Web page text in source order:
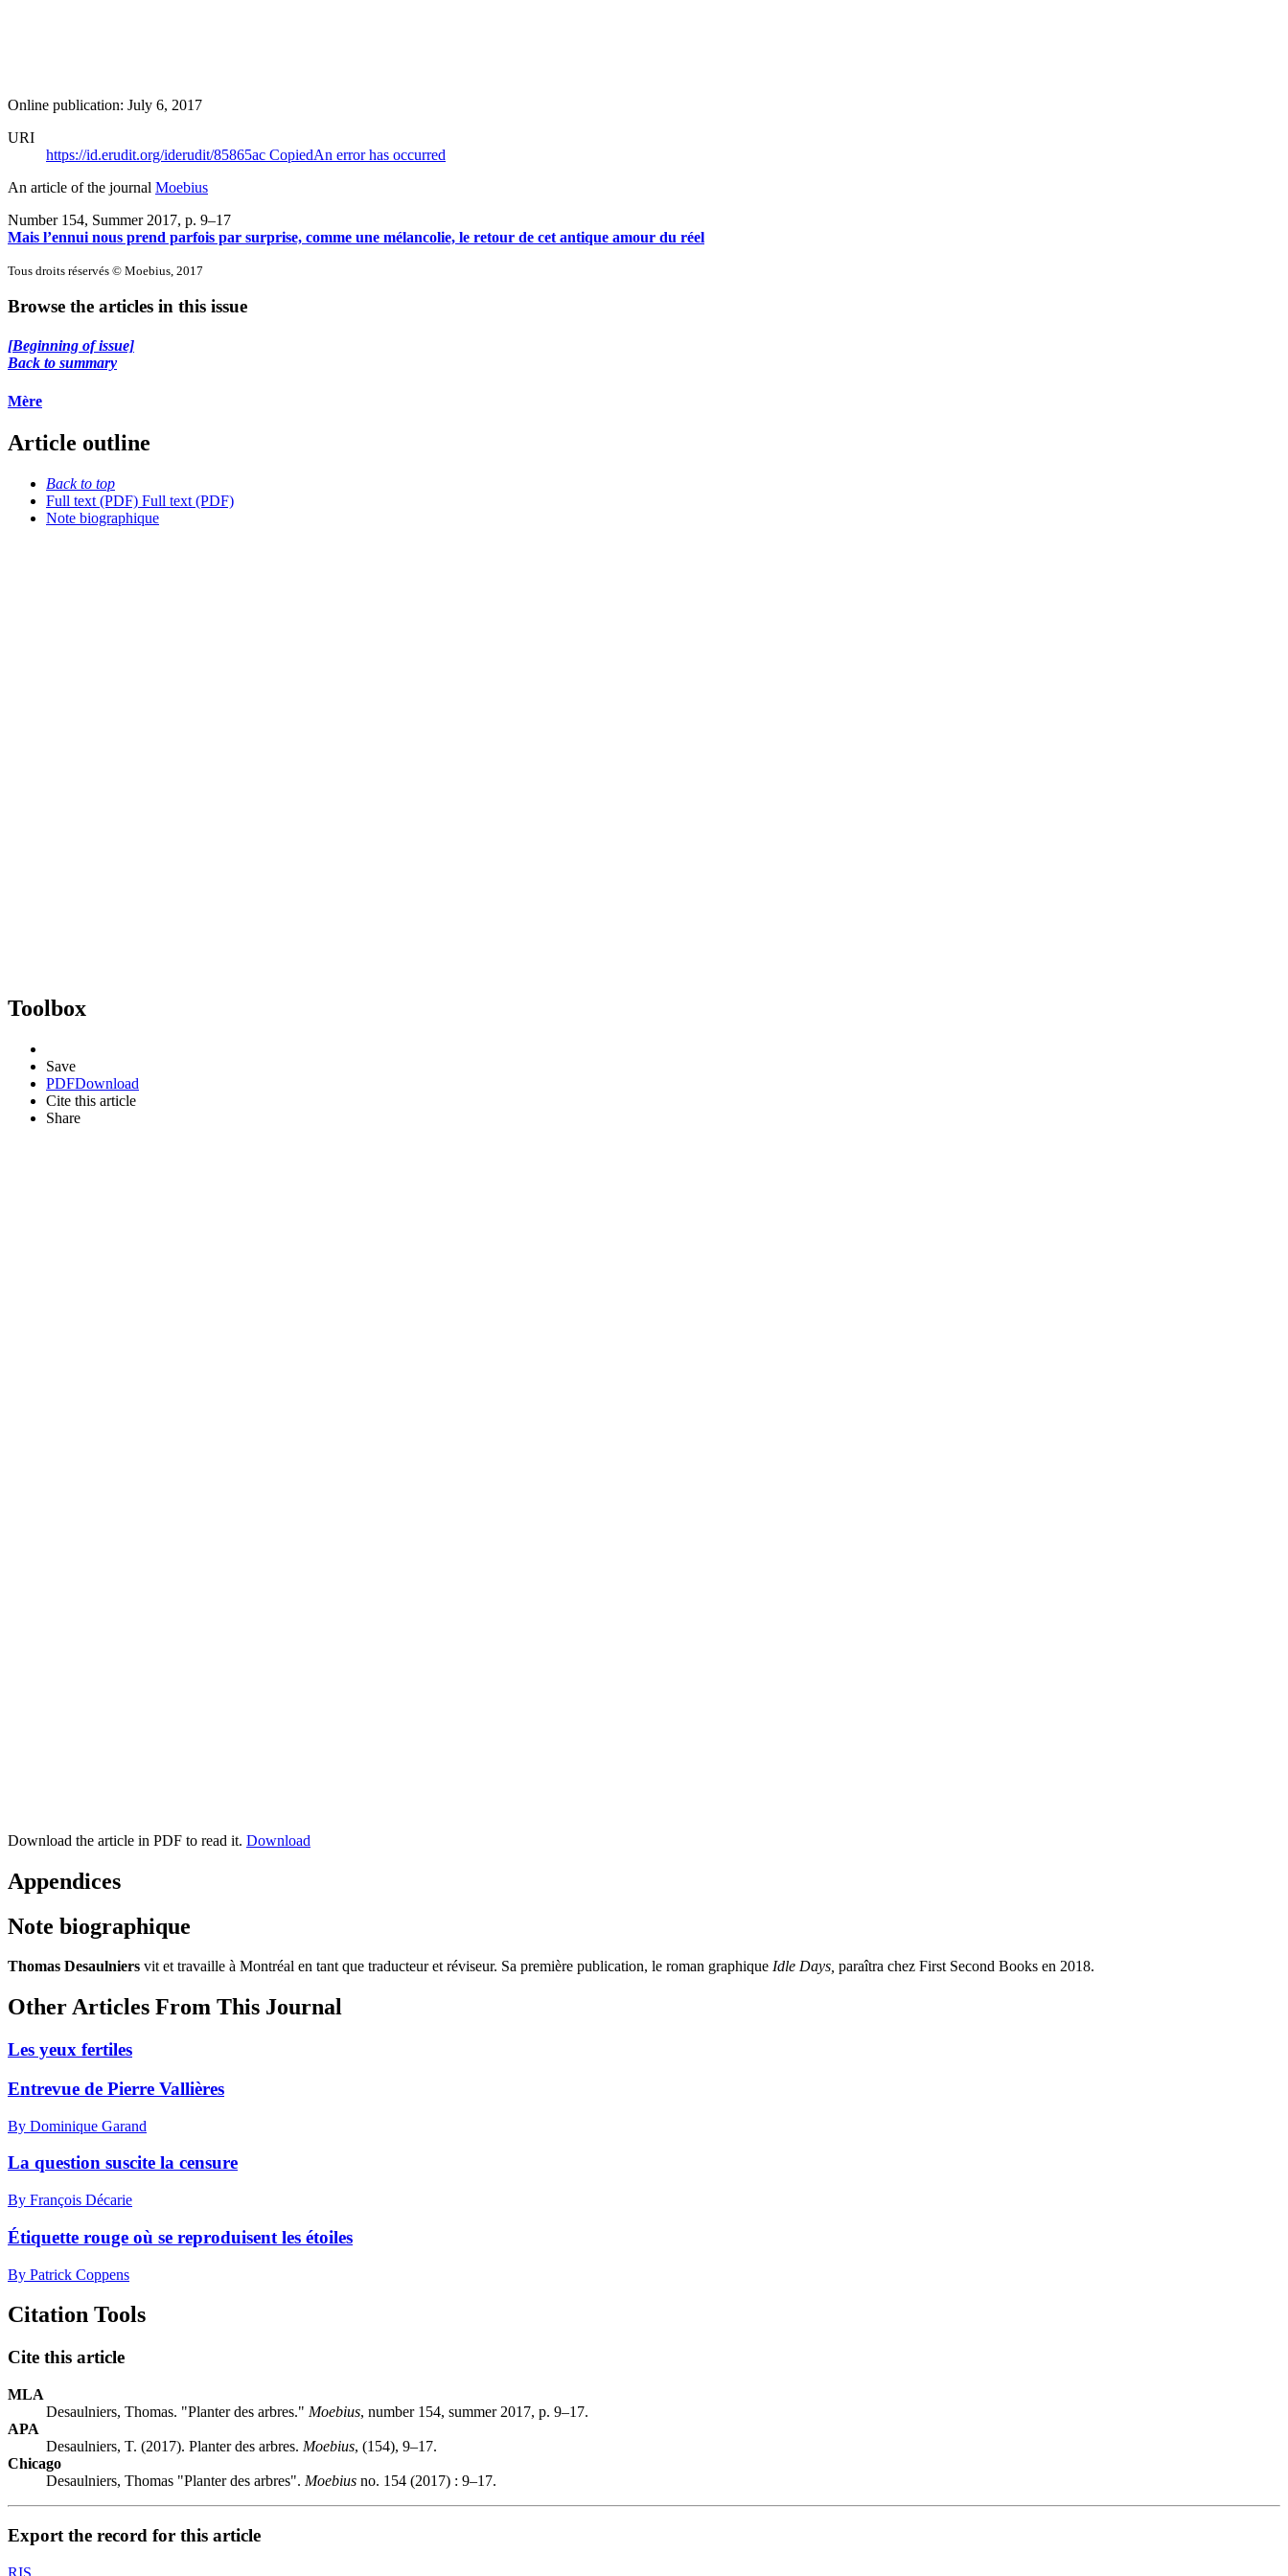
Online publication: July 6, 2017
URI
https://id.erudit.org/iderudit/85865ac CopiedAn error has occurred
An article of the journal Moebius
Number 154, Summer 2017, p. 9–17
Mais l’ennui nous prend parfois par surprise, comme une mélancolie, le retour de cet antique amour du réel
Tous droits réservés © Moebius, 2017
Browse the articles in this issue
[Beginning of issue]
Back to summary
Mère
Article outline
Back to top
Full text (PDF) Full text (PDF)
Note biographique
Toolbox
Save
PDFDownload
Cite this article
Share
Download the article in PDF to read it. Download
Appendices
Note biographique
Thomas Desaulniers vit et travaille à Montréal en tant que traducteur et réviseur. Sa première publication, le roman graphique Idle Days, paraîtra chez First Second Books en 2018.
Other Articles From This Journal
Les yeux fertiles
Entrevue de Pierre Vallières
By Dominique Garand
La question suscite la censure
By François Décarie
Étiquette rouge où se reproduisent les étoiles
By Patrick Coppens
Citation Tools
Cite this article
MLA
Desaulniers, Thomas. "Planter des arbres." Moebius, number 154, summer 2017, p. 9–17.
APA
Desaulniers, T. (2017). Planter des arbres. Moebius, (154), 9–17.
Chicago
Desaulniers, Thomas "Planter des arbres". Moebius no. 154 (2017) : 9–17.
Export the record for this article
RIS